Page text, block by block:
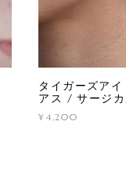
タイガーズア
アス / サージカ
¥4,200